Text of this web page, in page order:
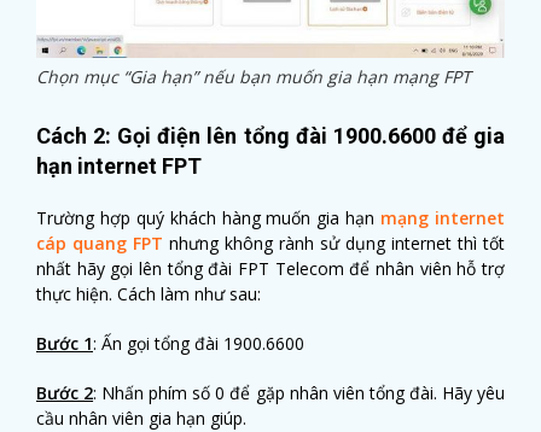
Chọn mục “Gia hạn” nếu bạn muốn gia hạn mạng FPT
Cách 2: Gọi điện lên tổng đài 1900.6600 để gia
hạn internet FPT
Trường hợp quý khách hàng muốn gia hạn mạng internet
cáp quang FPT nhưng không rành sử dụng internet thì tốt
nhất hãy gọi lên tổng đài FPT Telecom để nhân viên hỗ trợ
thực hiện. Cách làm như sau:
Bước 1: Ấn gọi tổng đài 1900.6600
Bước 2: Nhấn phím số 0 để gặp nhân viên tổng đài. Hãy yêu
cầu nhân viên gia hạn giúp.